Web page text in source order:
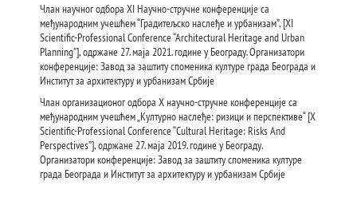
Члан научног одбора XI Научно-стручне конференције са
међународним учешћем “Градитељско наслеђе и урбанизам”, [XI
Scientific-Professional Conference “Architectural Heritage and Urban
Planning”], одржане 27. маја 2021. године у Београду. Организатори
конференције: Завод за заштиту споменика културе града Београда и
Институт за архитектуру и урбанизам Србије
Члан организационог одбора Х научно-стручне конференције са
међународним учешћем „Културно наслеђе: ризици и перспективе“ [X
Scientific-Professional Conference “Cultural Heritage: Risks And
Perspectives”], одржане 27. маја 2019. године у Београду.
Организатори конференције: Завод за заштиту споменика културе
града Београда и Институт за архитектуру и урбанизам Србије